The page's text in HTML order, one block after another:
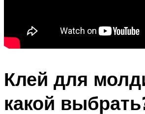
Клей для
какой